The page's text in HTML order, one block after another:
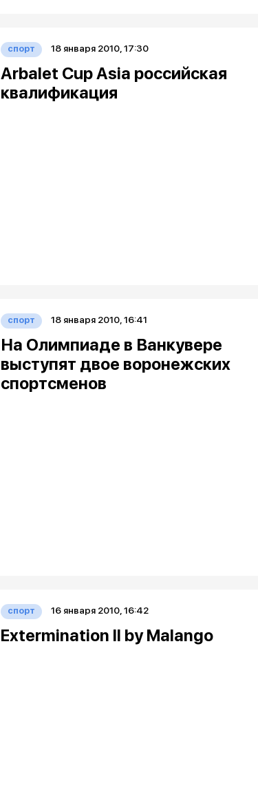
спорт 18 января 2010, 17:30
Arbalet Cup Asia российская
квалификация
спорт 18 января 2010, 16:41
На Олимпиаде в Ванкувере
выступят двое воронежских
спортсменов
спорт 16 января 2010, 16:42
Extermination II by Malango